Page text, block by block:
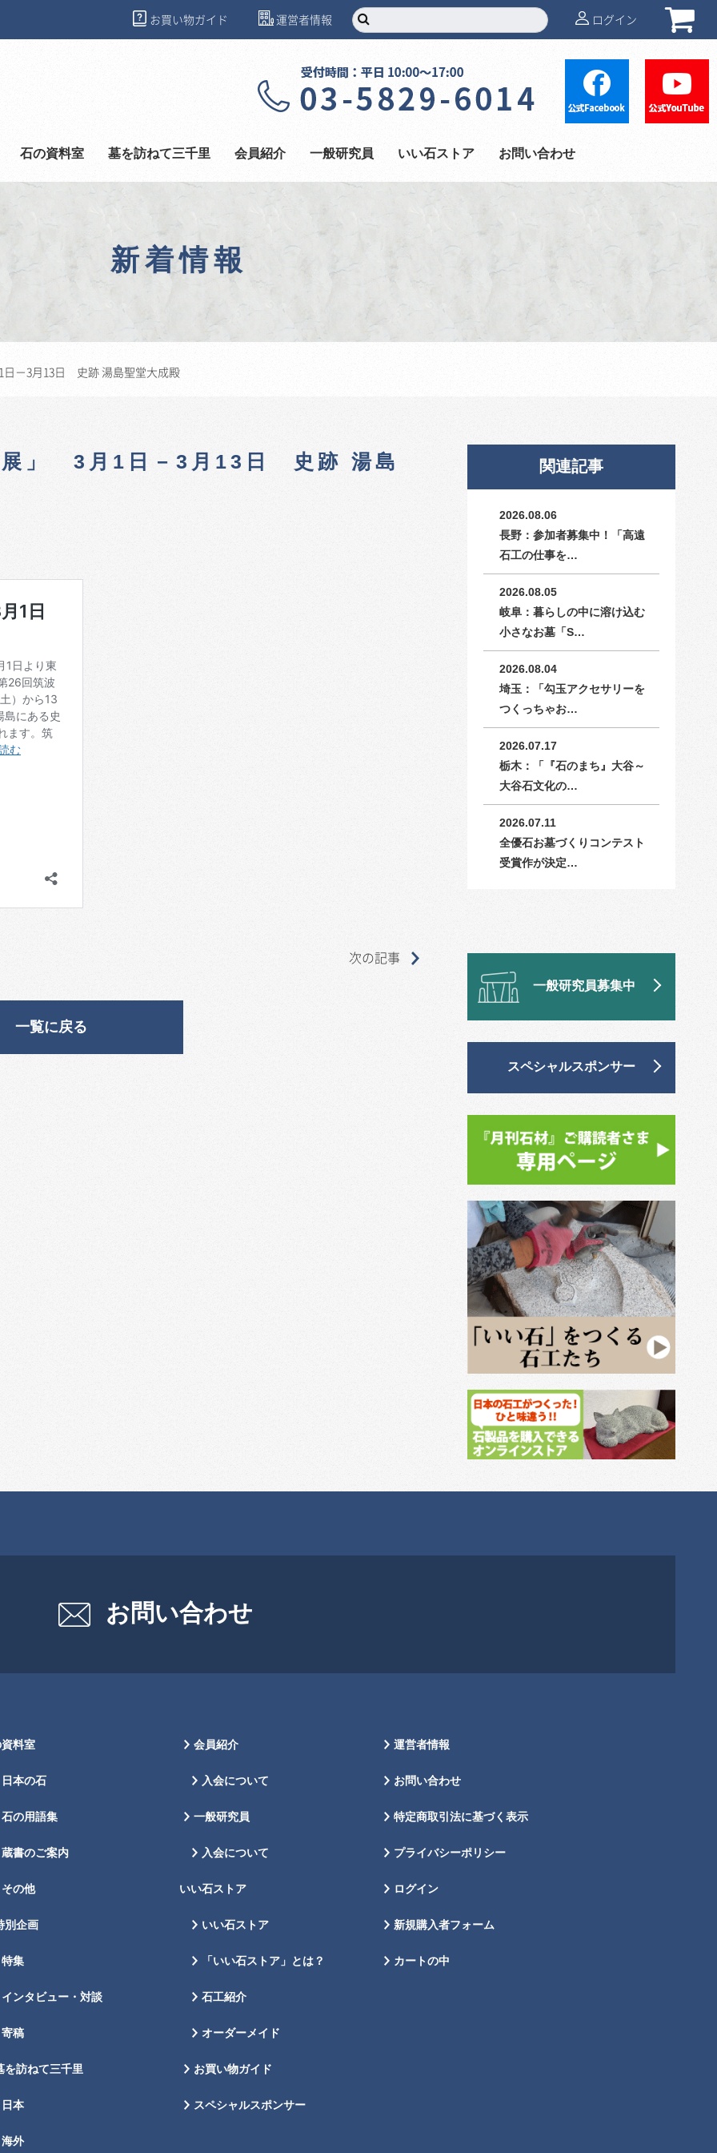
お買い物ガイド 運営者情報 ログイン
石の資料室 墓を訪ねて三千里 会員紹介 一般研究員 いい石ストア お問い合わせ
新着情報
－3月13日 史跡 湯島聖堂大成殿
展」 3月1日－3月13日 史跡 湯島
次の記事
一覧に戻る
関連記事
2026.08.06
長野：参加者募集中！「高遠
石工の仕事を…
2026.08.05
岐阜：暮らしの中に溶け込む
小さなお墓「S…
2026.08.04
埼玉：「勾玉アクセサリーを
つくっちゃお…
2026.07.17
栃木：「『石のまち』大谷～
大谷石文化の…
2026.07.11
全優石お墓づくりコンテスト
受賞作が決定…
一般研究員募集中
スペシャルスポンサー
お問い合わせ
料室
日本の石
石の用語集
蔵書のご案内
その他
別企画
特集
インタビュー・対談
寄稿
を訪ねて三千里
日本
海外
会員紹介
入会について
一般研究員
入会について
いい石ストア
いい石ストア
「いい石ストア」とは？
石工紹介
オーダーメイド
お買い物ガイド
スペシャルスポンサー
運営者情報
お問い合わせ
特定商取引法に基づく表示
プライバシーポリシー
ログイン
新規購入者フォーム
カートの中